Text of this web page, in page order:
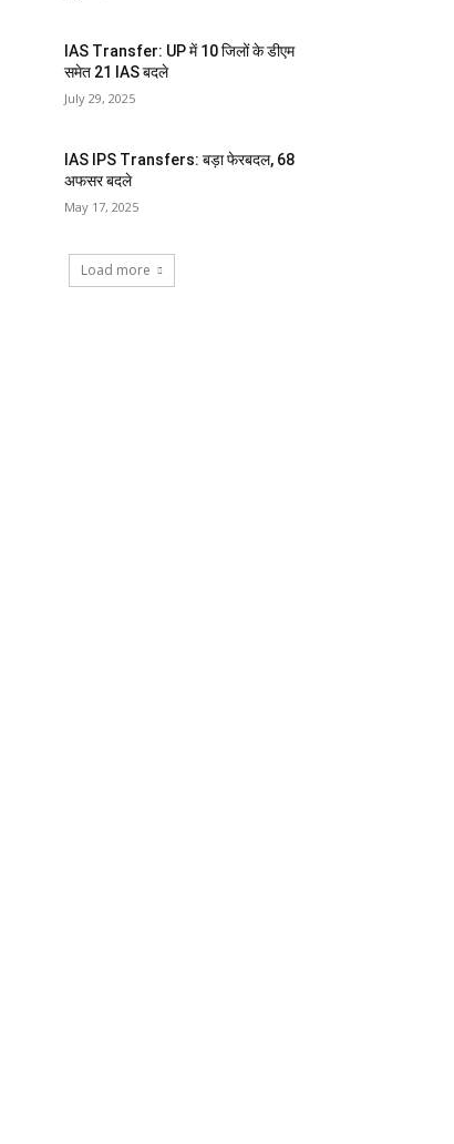
IAS Transfer: UP में 10 जिलों के डीएम
समेत 21 IAS बदले
July 29, 2025
IAS IPS Transfers: बड़ा फेरबदल, 68
अफसर बदले
May 17, 2025
Load more